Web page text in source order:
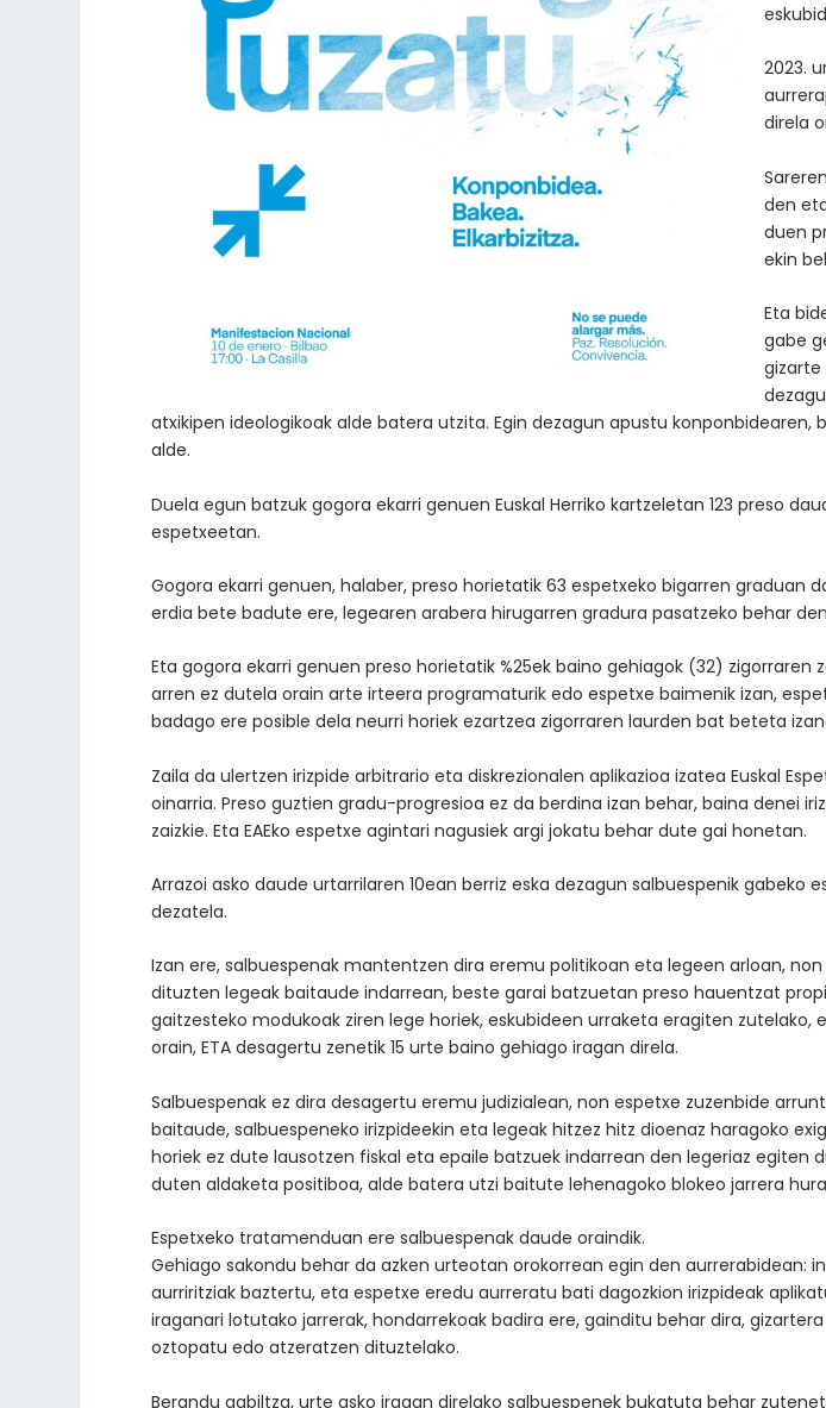
2023.
direla
den
duen
ekin
Eta
gabe
gizarte
atxikipen ideologikoak alde batera utzita. Egin dezagun apustu konponbidearen,
alde.
Duela egun batzuk gogora ekarri genuen Euskal Herriko kartzeletan 123 preso
espetxeetan.
Gogora ekarri genuen, halaber, preso horietatik 63 espetxeko bigarren graduan
erdia bete badute ere, legearen arabera hirugarren gradura pasatzeko behar
Eta gogora ekarri genuen preso horietatik %25ek baino gehiagok (32)
arren ez dutela orain arte irteera programaturik edo espetxe baimenik izan,
badago ere posible dela neurri horiek ezartzea zigorraren laurden bat beteta
Zaila da ulertzen irizpide arbitrario eta diskrezionalen aplikazioa izatea Euskal
oinarria. Preso guztien gradu-progresioa ez da berdina izan behar, baina denei
zaizkie. Eta EAEko espetxe agintari nagusiek argi jokatu behar dute gai honetan.
Arrazoi asko daude urtarrilaren 10ean berriz eska dezagun salbuespenik gabeko
dezatela.
Izan ere, salbuespenak mantentzen dira eremu politikoan eta legeen arloan,
dituzten legeak baitaude indarrean, beste garai batzuetan preso hauentzat
gaitzesteko modukoak ziren lege horiek, eskubideen urraketa eragiten zutelako,
orain, ETA desagertu zenetik 15 urte baino gehiago iragan direla.
Salbuespenak ez dira desagertu eremu judizialean, non espetxe zuzenbide
baitaude, salbuespeneko irizpideekin eta legeak hitzez hitz dioenaz haragoko
horiek ez dute lausotzen fiskal eta epaile batzuek indarrean den legeriaz egiten
duten aldaketa positiboa, alde batera utzi baitute lehenagoko blokeo jarrera
Espetxeko tratamenduan ere salbuespenak daude oraindik.
Gehiago sakondu behar da azken urteotan orokorrean egin den aurrerabidean:
aurriritziak baztertu, eta espetxe eredu aurreratu bati dagozkion irizpideak
iraganari lotutako jarrerak, hondarrekoak badira ere, gainditu behar dira,
oztopatu edo atzeratzen dituztelako.
Berandu gabiltza, urte asko iragan direlako salbuespenek bukatuta behar